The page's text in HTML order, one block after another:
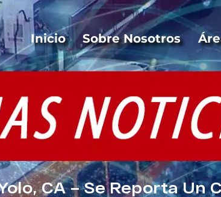
Inicio Sobre Nosotros
CA – Se Reporta Un